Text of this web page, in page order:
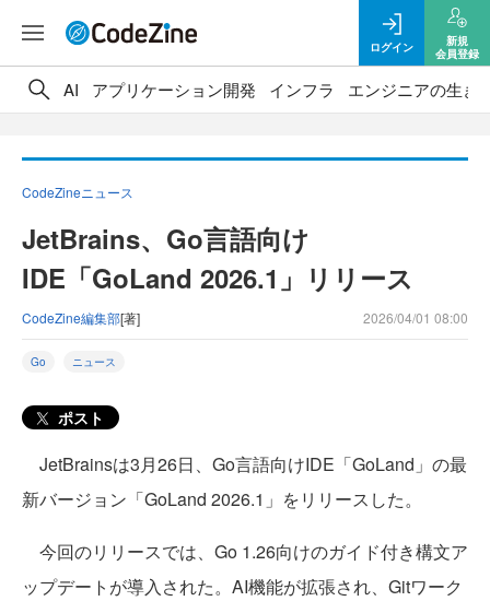
ログイン
新規
会員登録
AI アプリケーション開発 インフラ エンジニアの生き
CodeZineニュース
JetBrains、Go言語向け
IDE「GoLand 2026.1」リリース
CodeZine編集部[著] 2026/04/01 08:00
Go ニュース
ポスト
JetBrainsは3月26日、Go言語向けIDE「GoLand」の最
新バージョン「GoLand 2026.1」をリリースした。
今回のリリースでは、Go 1.26向けのガイド付き構文ア
ップデートが導入された。AI機能が拡張され、Gitワーク